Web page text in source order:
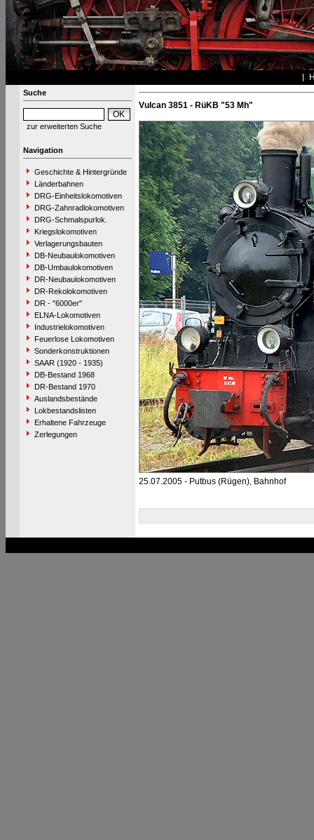
Suche
zur erweiterten Suche
Navigation
Geschichte & Hintergründe
Länderbahnen
DRG-Einheitslokomotiven
DRG-Zahnradlokomotiven
DRG-Schmalspurlok.
Kriegslokomotiven
Verlagerungsbauten
DB-Neubaulokomotiven
DB-Umbaulokomotiven
DR-Neubaulokomotiven
DR-Rekolokomotiven
DR - "6000er"
ELNA-Lokomotiven
Industrielokomotiven
Feuerlose Lokomotiven
Sonderkonstruktionen
SAAR (1920 - 1935)
DB-Bestand 1968
DR-Bestand 1970
Auslandsbestände
Lokbestandslisten
Erhaltene Fahrzeuge
Zerlegungen
Vulcan 3851 - RüKB "53 Mh"
25.07.2005 - Putbus (Rügen), Bahnhof